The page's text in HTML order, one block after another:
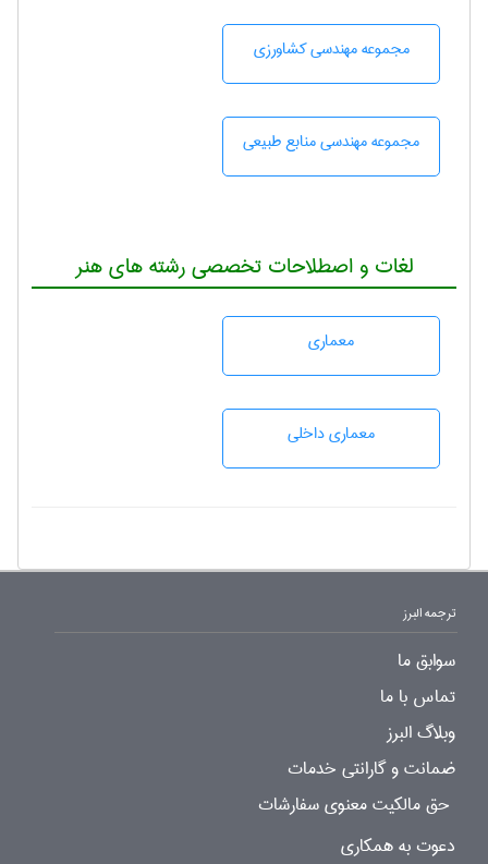
مجموعه مهندسی كشاورزی
مجموعه مهندسی منابع طبيعی
لغات و اصطلاحات تخصصی رشته های هنر
معماری
معماری داخلی
ترجمه البرز
سوابق ما
تماس با ما
وبلاگ البرز
ضمانت و گارانتی خدمات
حق مالکیت معنوی سفارشات
دعوت به همکاری